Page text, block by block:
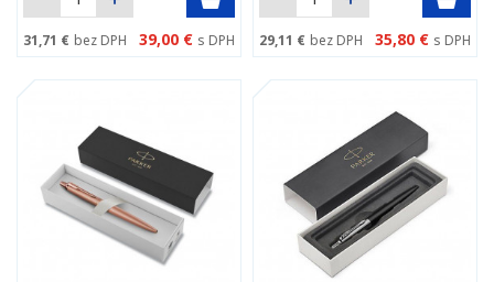
31,71 € bez DPH 39,00 € s DPH 29,11 € bez DPH 35,80 € s DPH